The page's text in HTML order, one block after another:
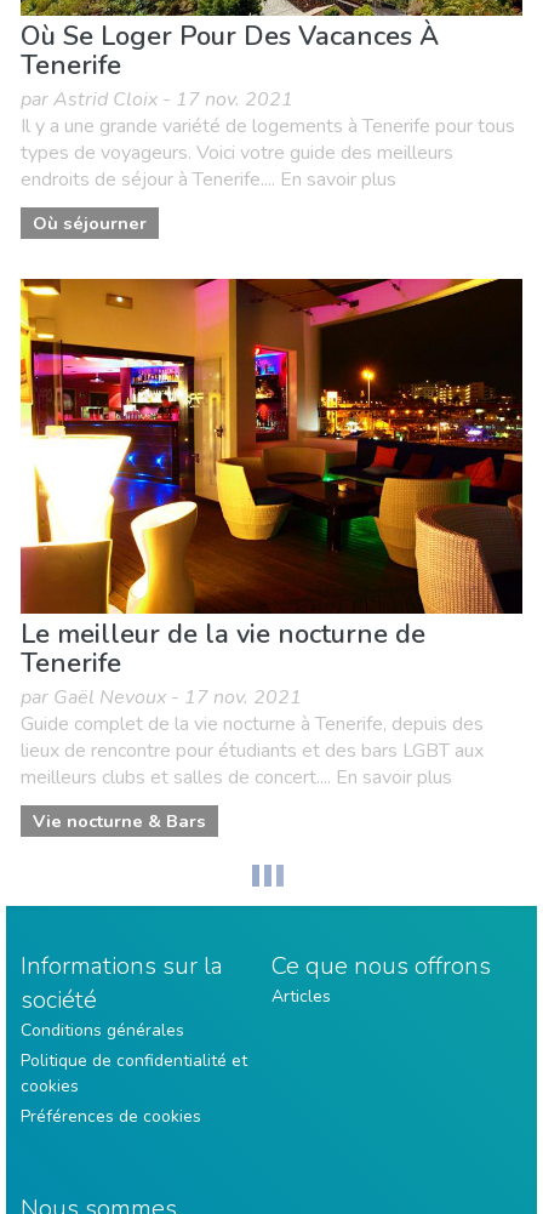
Où Se Loger Pour Des Vacances À
Tenerife
par Astrid Cloix - 17 nov. 2021
Il y a une grande variété de logements à Tenerife pour tous
types de voyageurs. Voici votre guide des meilleurs
endroits de séjour à Tenerife.... En savoir plus
Où séjourner
Le meilleur de la vie nocturne de
Tenerife
par Gaël Nevoux - 17 nov. 2021
Guide complet de la vie nocturne à Tenerife, depuis des
lieux de rencontre pour étudiants et des bars LGBT aux
meilleurs clubs et salles de concert.... En savoir plus
Vie nocturne & Bars
Informations sur la
société
Conditions générales
Politique de confidentialité et
cookies
Préférences de cookies
Ce que nous offrons
Articles